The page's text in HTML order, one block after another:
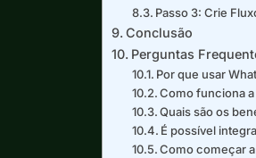
Passo 3: Crie
Conclusão
Perguntas
Por que usar
Como funciona
Quais são os
É possível
Como começar